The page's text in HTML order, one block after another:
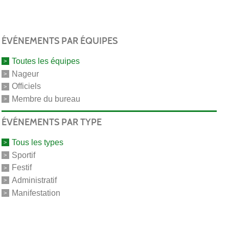
ÉVÉNEMENTS PAR ÉQUIPES
Toutes les équipes
Nageur
Officiels
Membre du bureau
ÉVÉNEMENTS PAR TYPE
Tous les types
Sportif
Festif
Administratif
Manifestation